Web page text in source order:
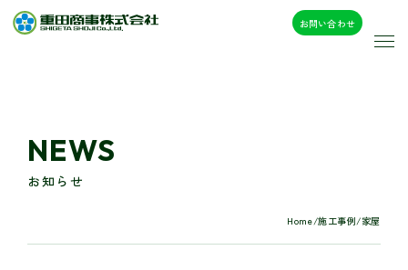
お問い合わせ
NEWS
お知らせ
Home/施工事例/家屋